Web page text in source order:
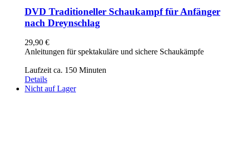
DVD Traditioneller Schaukampf für Anfänger
nach Dreynschlag
29,90 €
Anleitungen für spektakuläre und sichere Schaukämpfe
Laufzeit ca. 150 Minuten
Details
Nicht auf Lager